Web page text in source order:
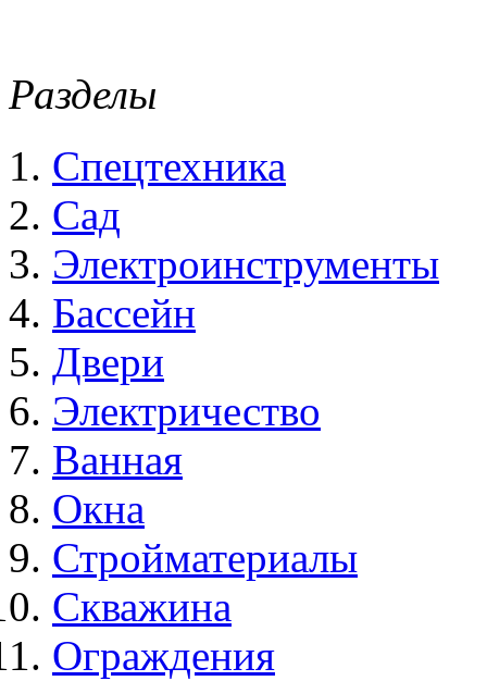
Разделы
Спецтехника
Сад
Электроинструменты
Бассейн
Двери
Электричество
Ванная
Окна
Стройматериалы
Скважина
Ограждения